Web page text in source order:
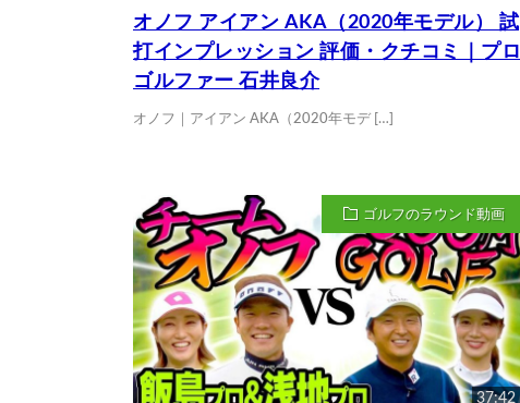
オノフ アイアン AKA（2020年モデル） 試
打インプレッション 評価・クチコミ｜プロ
ゴルファー 石井良介
オノフ｜アイアン AKA（2020年モデ […]
ゴルフのラウンド動画
37:42